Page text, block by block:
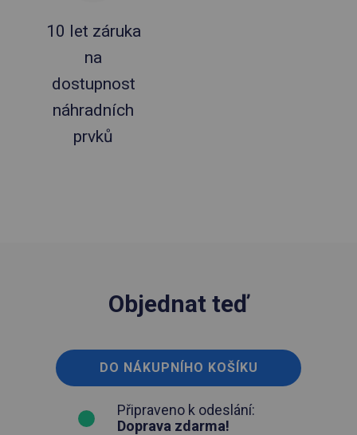
10 let záruka
na
dostupnost
náhradních
prvků
Objednat teď
DO NÁKUPNÍHO KOŠÍKU
Připraveno k odeslání:
Doprava zdarma!